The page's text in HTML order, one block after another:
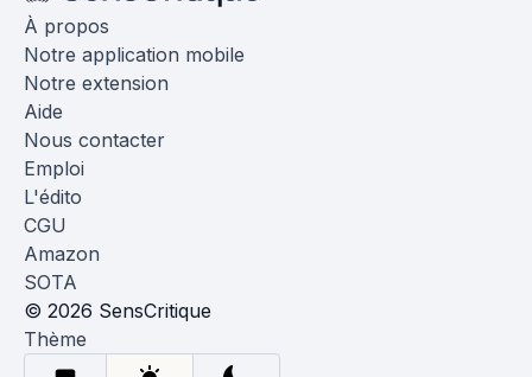
À propos
Notre application mobile
Notre extension
Aide
Nous contacter
Emploi
L'édito
CGU
Amazon
SOTA
© 2026 SensCritique
Thème